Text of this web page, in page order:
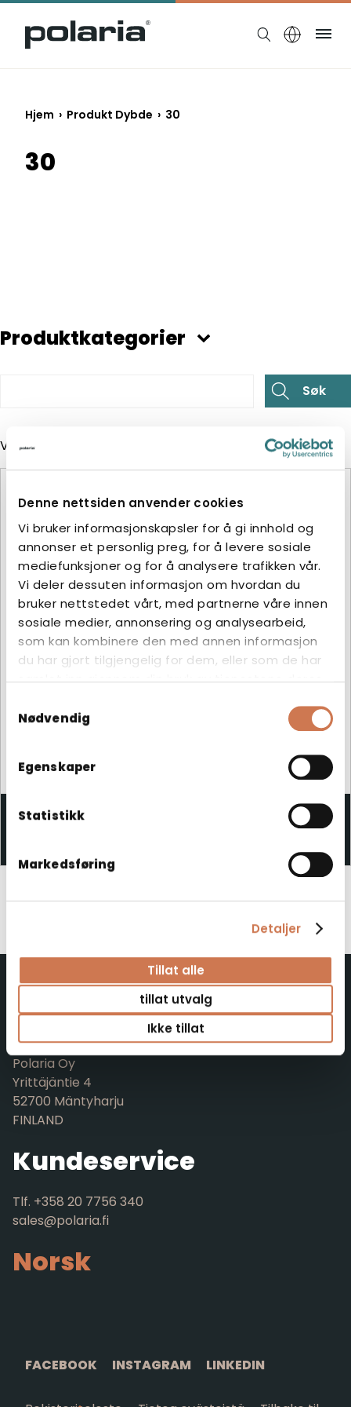
Denne nettsiden anvender cookies
Vi bruker informasjonskapsler for å gi innhold og
annonser et personlig preg, for å levere sosiale
mediefunksjoner og for å analysere trafikken vår.
Vi deler dessuten informasjon om hvordan du
bruker nettstedet vårt, med partnerne våre innen
sosiale medier, annonsering og analysearbeid,
som kan kombinere den med annen informasjon
du har gjort tilgjengelig for dem, eller som de har
Nødvendig
Egenskaper
Statistikk
Markedsføring
Detaljer
Tillat alle
tillat utvalg
Ikke tillat
https://polaria.fi/name
Hjem › Produkt Dybde › 30
30
Produktkategorier
Viser det ene resultatet
POLARIA HÅNDTAKS SETT FOR VPK OG PK
Polaria Oy
Polaria Oy
Yrittäjäntie 4
52700 Mäntyharju
FINLAND
Kundeservice
Tlf. +358 20 7756 340
sales@polaria.fi
Norsk
FACEBOOK INSTAGRAM LINKEDIN